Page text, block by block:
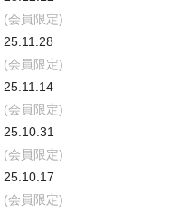
(会員限定)
25.11.28
(会員限定)
25.11.14
(会員限定)
25.10.31
(会員限定)
25.10.17
(会員限定)